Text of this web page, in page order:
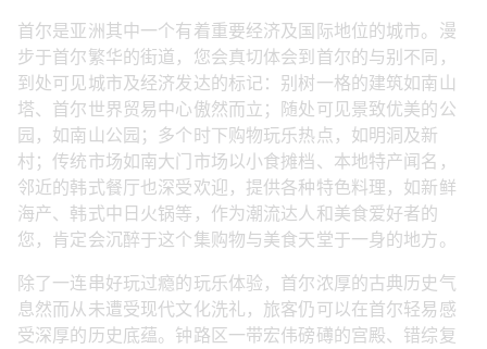
首尔是亚洲其中一个有着重要经济及国际地位的城市。漫
步于首尔繁华的街道，您会真切体会到首尔的与别不同，
到处可见城市及经济发达的标记：别树一格的建筑如南山
塔、首尔世界贸易中心傲然而立；随处可见景致优美的公
园，如南山公园；多个时下购物玩乐热点，如明洞及新
村；传统市场如南大门市场以小食摊档、本地特产闻名，
邻近的韩式餐厅也深受欢迎，提供各种特色料理，如新鲜
海产、韩式中日火锅等，作为潮流达人和美食爱好者的
您，肯定会沉醉于这个集购物与美食天堂于一身的地方。
除了一连串好玩过瘾的玩乐体验，首尔浓厚的古典历史气
息然而从未遭受现代文化洗礼，旅客仍可以在首尔轻易感
受深厚的历史底蕴。钟路区一带宏伟磅礡的宫殿、错综复